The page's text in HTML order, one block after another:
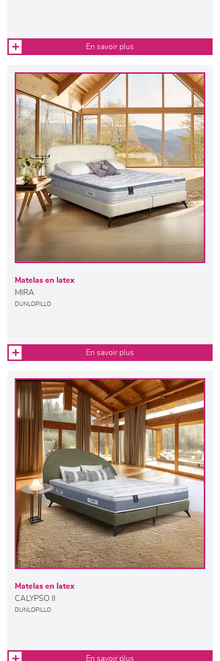
En savoir plus
Matelas en latex
MIRA
DUNLOPILLO
En savoir plus
Matelas en latex
CALYPSO II
DUNLOPILLO
En savoir plus